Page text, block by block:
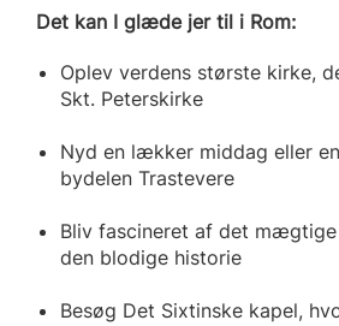
Det kan I glæde jer til i Rom:
Oplev verdens største kirke,
Skt. Peterskirke
Nyd en lækker middag eller
bydelen Trastevere
Bliv fascineret af det mægtige
den blodige historie
Besøg Det Sixtinske kapel,